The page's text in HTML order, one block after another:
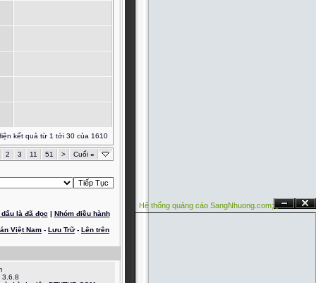
kết quả từ 1 tới 30 của 1610
2 3 11 51 > Cuối »
Ẩn Đóng
Hệ thống quảng cáo SangNhuong.com;
là đã đọc | Nhóm điều hành
Việt Nam - Lưu Trữ- Lên trên
3.6.8